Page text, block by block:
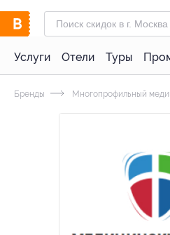
Услуги Отели Туры
Бренды Многопрофильный